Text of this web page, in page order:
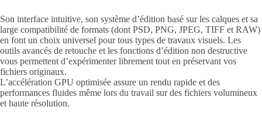
Son interface intuitive, son système d’édition basé sur les calques et sa
large compatibilité de formats (dont PSD, PNG, JPEG, TIFF et RAW)
en font un choix universel pour tous types de travaux visuels. Les
outils avancés de retouche et les fonctions d’édition non destructive
vous permettent d’expérimenter librement tout en préservant vos
fichiers originaux.
L’accélération GPU optimisée assure un rendu rapide et des
performances fluides même lors du travail sur des fichiers volumineux
et haute résolution.